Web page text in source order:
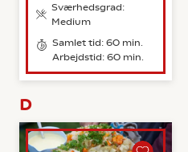
Sværhedsgrad:
Medium
Samlet tid: 60 min.
Arbejdstid: 60 min.
D